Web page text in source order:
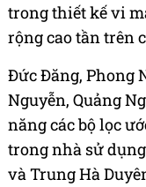
trong thiết kế vi
rộng cao tần trên
Đức Đăng, Phong
Nguyễn, Quảng
năng các bộ lọc
trong nhà sử
và Trung Hà